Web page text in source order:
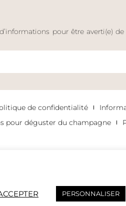
pour être averti(e)
de confidentialité
pour déguster du champagne
PERSONNALISER